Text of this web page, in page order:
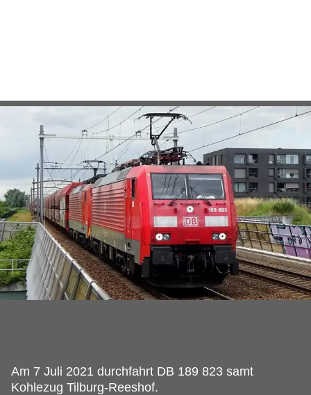
Am 7 Juli 2021 durchfahrt DB 189 823 samt
Kohlezug Tilburg-Reeshof.